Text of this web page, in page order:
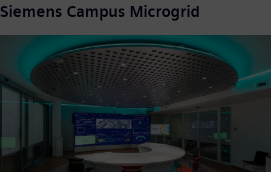
Siemens Campus Microgrid